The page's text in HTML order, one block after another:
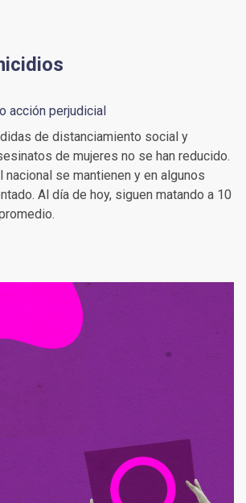
acción perjudicial
de distanciamiento social y
de mujeres no se han reducido.
nacional se mantienen y en algunos
Al día de hoy, siguen matando a 10